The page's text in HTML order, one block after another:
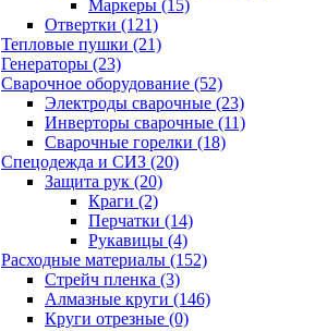
Маркеры (15)
Отвертки (121)
Тепловые пушки (21)
Генераторы (23)
Сварочное оборудование (52)
Электроды сварочные (23)
Инверторы сварочные (11)
Сварочные горелки (18)
Спецодежда и СИЗ (20)
Защита рук (20)
Краги (2)
Перчатки (14)
Рукавицы (4)
Расходные материалы (152)
Стрейч пленка (3)
Алмазные круги (146)
Круги отрезные (0)